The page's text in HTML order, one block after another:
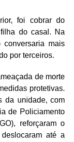
foi cobrar do
do casal. Na
mais
por terceiros.
de morte
protetivas.
da unidade, com
de Policiamento
reforçaram o
até a